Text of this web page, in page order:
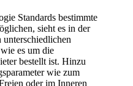
Standards bestimmte
sieht es in der
unterschiedlichen
es um die
bestellt ist. Hinzu
wie zum
oder im Inneren